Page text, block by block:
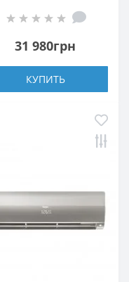
31 980грн
КУПИТЬ